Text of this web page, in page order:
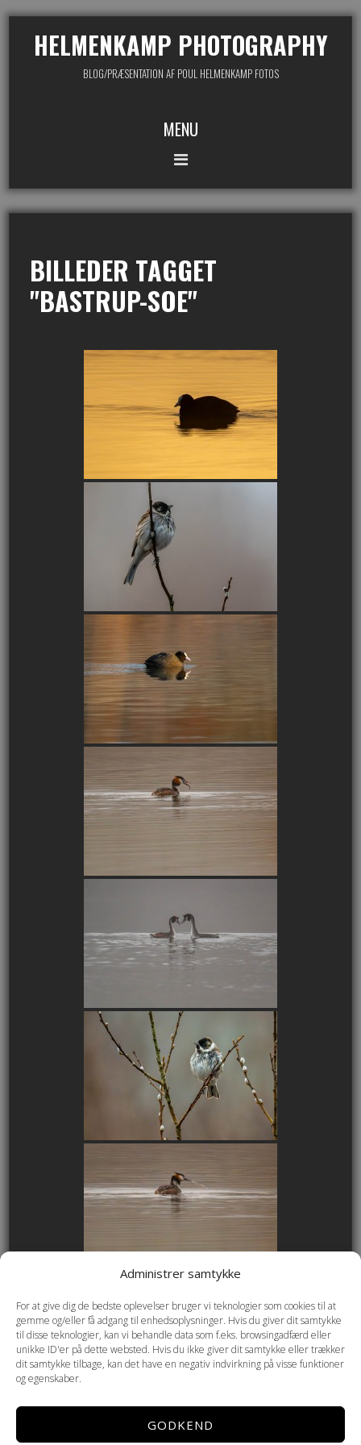
Administrer samtykke
For at give dig de bedste oplevelser bruger vi teknologier som cookies til at
gemme og/eller få adgang til enhedsoplysninger. Hvis du giver dit samtykke
til disse teknologier, kan vi behandle data som f.eks. browsingadfærd eller
unikke ID'er på dette websted. Hvis du ikke giver dit samtykke eller trækker
dit samtykke tilbage, kan det have en negativ indvirkning på visse funktioner
og egenskaber.
GODKEND
HELMENKAMP PHOTOGRAPHY
BLOG/PRÆSENTATION AF POUL HELMENKAMP FOTOS
MENU
BILLEDER TAGGET
"BASTRUP-SOE"